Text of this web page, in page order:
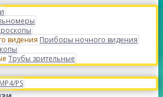
Приборы ночного видения
Трубы зрительные
PS